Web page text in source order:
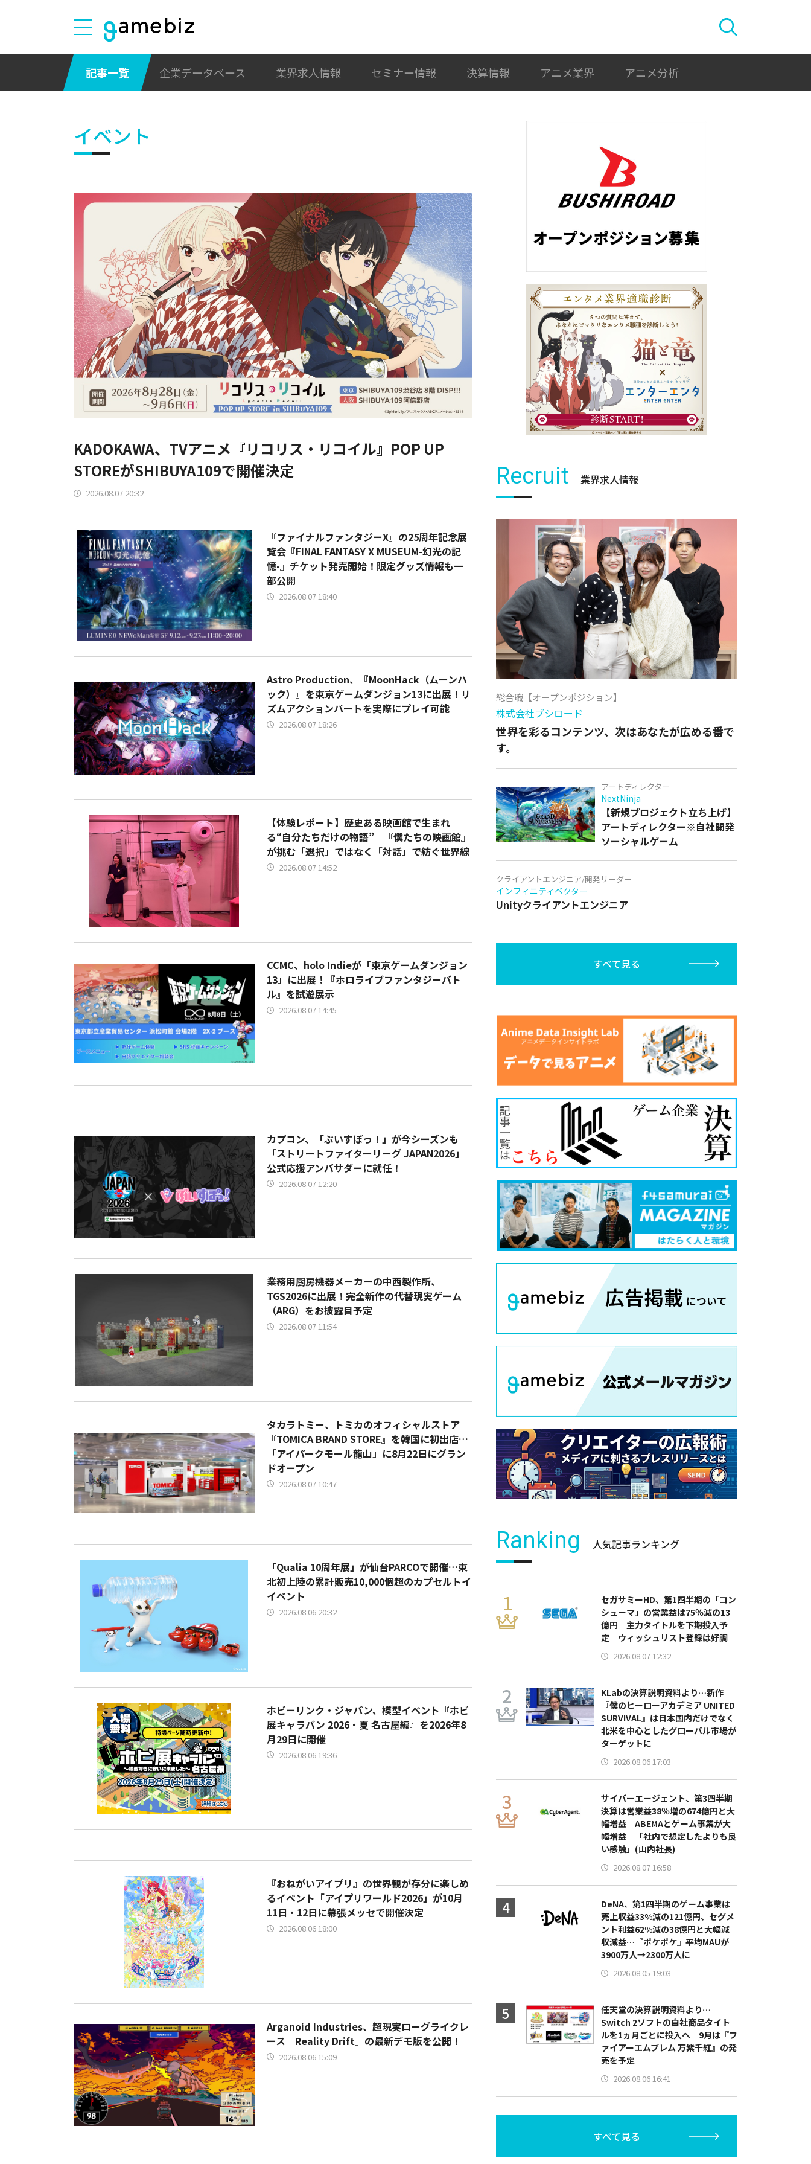
記事一覧 企業データベース 業界求人情報 セミナー情報 決算情報 アニメ業界 アニメ分析
イベント
KADOKAWA、TVアニメ『リコリス・リコイル』POP UP
STOREがSHIBUYA109で開催決定
2026.08.07 20:32
『ファイナルファンタジーX』の25周年記念展
覧会『FINAL FANTASY X MUSEUM-幻光の記
憶-』チケット発売開始！限定グッズ情報も一
部公開
2026.08.07 18:40
Astro Production、『MoonHack（ムーンハ
ック）』を東京ゲームダンジョン13に出展！リ
ズムアクションパートを実際にプレイ可能
2026.08.07 18:26
【体験レポート】歴史ある映画館で生まれ
る“自分たちだけの物語” 『僕たちの映画館』
が挑む「選択」ではなく「対話」で紡ぐ世界線
2026.08.07 14:52
CCMC、holo Indieが「東京ゲームダンジョン
13」に出展！『ホロライブファンタジーバト
ル』を試遊展示
2026.08.07 14:45
カプコン、「ぶいすぽっ！」が今シーズンも
「ストリートファイターリーグ JAPAN2026」
公式応援アンバサダーに就任！
2026.08.07 12:20
業務用厨房機器メーカーの中西製作所、
TGS2026に出展！完全新作の代替現実ゲーム
（ARG）をお披露目予定
2026.08.07 11:54
タカラトミー、トミカのオフィシャルストア
『TOMICA BRAND STORE』を韓国に初出店…
「アイパークモール龍山」に8月22日にグラン
ドオープン
2026.08.07 10:47
「Qualia 10周年展」が仙台PARCOで開催…東
北初上陸の累計販売10,000個超のカプセルトイ
イベント
2026.08.06 20:32
ホビーリンク・ジャパン、模型イベント『ホビ
展キャラバン 2026・夏 名古屋編』を2026年8
月29日に開催
2026.08.06 19:36
『おねがいアイプリ』の世界観が存分に楽しめ
るイベント「アイプリワールド2026」が10月
11日・12日に幕張メッセで開催決定
2026.08.06 18:00
Arganoid Industries、超現実ローグライクレ
ース『Reality Drift』の最新デモ版を公開！
2026.08.06 15:09
Recruit 業界求人情報
総合職【オープンポジション】
株式会社ブシロード
世界を彩るコンテンツ、次はあなたが広める番で
す。
アートディレクター
NextNinja
【新規プロジェクト立ち上げ】
アートディレクター※自社開発
ソーシャルゲーム
クライアントエンジニア/開発リーダー
インフィニティベクター
Unityクライアントエンジニア
すべて見る
Ranking 人気記事ランキング
セガサミーHD、第1四半期の「コン
シューマ」の営業益は75％減の13
億円 主力タイトルを下期投入予
定 ウィッシュリスト登録は好調
2026.08.07 12:32
KLabの決算説明資料より…新作
『僕のヒーローアカデミア UNITED
SURVIVAL』は日本国内だけでなく
北米を中心としたグローバル市場が
ターゲットに
2026.08.06 17:03
サイバーエージェント、第3四半期
決算は営業益38％増の674億円と大
幅増益 ABEMAとゲーム事業が大
幅増益 「社内で想定したよりも良
い感触」(山内社長)
2026.08.07 16:58
DeNA、第1四半期のゲーム事業は
売上収益33%減の121億円、セグメ
ント利益62%減の38億円と大幅減
収減益…『ポケポケ』平均MAUが
3900万人→2300万人に
2026.08.05 19:03
任天堂の決算説明資料より…
Switch 2ソフトの自社商品タイト
ルを1ヵ月ごとに投入へ 9月は『フ
ァイアーエムブレム 万紫千紅』の発
売を予定
2026.08.06 16:41
すべて見る